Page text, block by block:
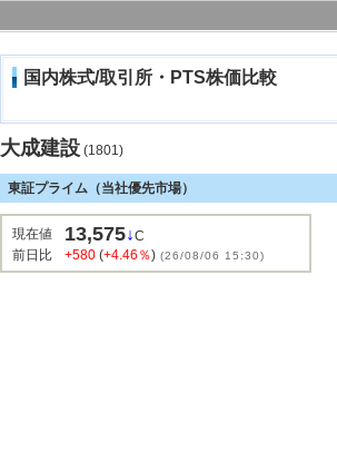
国内株式/取引所・PTS株価比較
大成建設 (1801)
東証プライム（当社優先市場）
現在値 13,575↓C
前日比
+580 (+4.46％) (26/08/06 15:30)